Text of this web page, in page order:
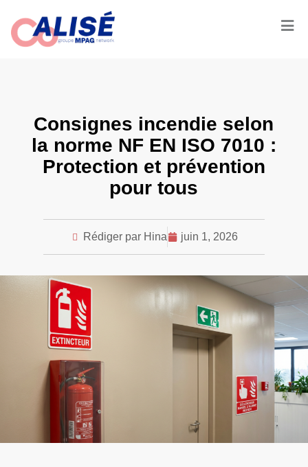
Consignes incendie selon
la norme NF EN ISO 7010 :
Protection et prévention
pour tous
Rédiger par Hina juin 1, 2026